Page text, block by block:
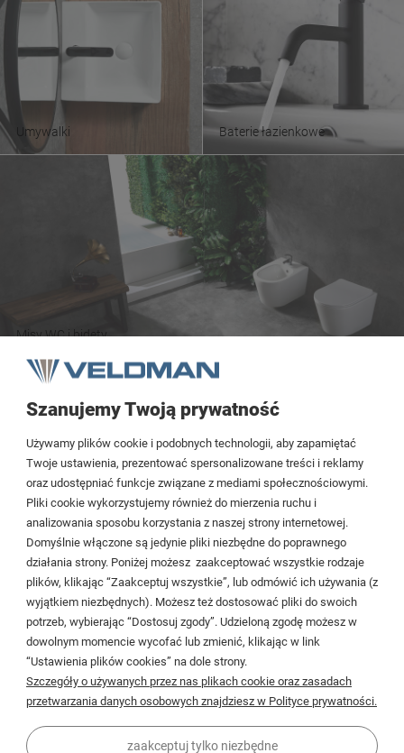
Misy WC i bidety
Umywalki Baterie łazienkowe
Cieślewskich 54
03-017 Warszawa
22 299 45 25
biuro@veldman.pl
Płatności i dostawa
Informacje
Szanujemy Twoją prywatność
Używamy plików cookie i podobnych technologii, aby zapamiętać
Twoje ustawienia, prezentować spersonalizowane treści i reklamy
oraz udostępniać funkcje związane z mediami społecznościowymi.
Pliki cookie wykorzystujemy również do mierzenia ruchu i
analizowania sposobu korzystania z naszej strony internetowej.
Domyślnie włączone są jedynie pliki niezbędne do poprawnego
działania strony. Poniżej możesz zaakceptować wszystkie rodzaje
plików, klikając “Zaakceptuj wszystkie”, lub odmówić ich używania (z
wyjątkiem niezbędnych). Możesz też dostosować pliki do swoich
potrzeb, wybierając “Dostosuj zgody”. Udzieloną zgodę możesz w
dowolnym momencie wycofać lub zmienić, klikając w link
“Ustawienia plików cookies” na dole strony.
Szczegóły o używanych przez nas plikach cookie oraz zasadach
przetwarzania danych osobowych znajdziesz w Polityce prywatności.
zaakceptuj tylko niezbędne